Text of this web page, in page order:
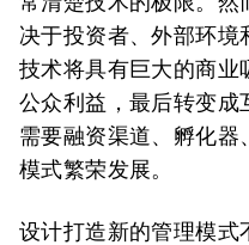
决于投资者、外部环境
技术将具有巨大的商业
公众利益，最后转变成
需要融资渠道、孵化器
模式繁荣发展。
设计打造新的管理模式